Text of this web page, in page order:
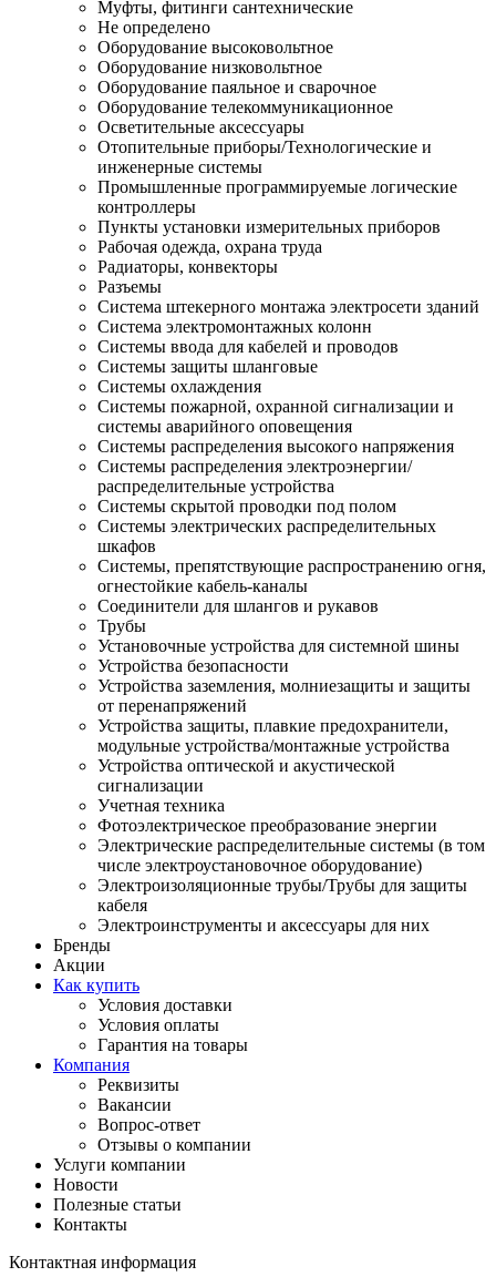
Муфты, фитинги сантехнические
Не определено
Оборудование высоковольтное
Оборудование низковольтное
Оборудование паяльное и сварочное
Оборудование телекоммуникационное
Осветительные аксессуары
Отопительные приборы/Технологические и
инженерные системы
Промышленные программируемые логические
контроллеры
Пункты установки измерительных приборов
Рабочая одежда, охрана труда
Радиаторы, конвекторы
Разъемы
Система штекерного монтажа электросети зданий
Система электромонтажных колонн
Системы ввода для кабелей и проводов
Системы защиты шланговые
Системы охлаждения
Системы пожарной, охранной сигнализации и
системы аварийного оповещения
Системы распределения высокого напряжения
Системы распределения электроэнергии/
распределительные устройства
Системы скрытой проводки под полом
Системы электрических распределительных
шкафов
Системы, препятствующие распространению огня,
огнестойкие кабель-каналы
Соединители для шлангов и рукавов
Трубы
Установочные устройства для системной шины
Устройства безопасности
Устройства заземления, молниезащиты и защиты
от перенапряжений
Устройства защиты, плавкие предохранители,
модульные устройства/монтажные устройства
Устройства оптической и акустической
сигнализации
Учетная техника
Фотоэлектрическое преобразование энергии
Электрические распределительные системы (в том
числе электроустановочное оборудование)
Электроизоляционные трубы/Трубы для защиты
кабеля
Электроинструменты и аксессуары для них
Бренды
Акции
Как купить
Условия доставки
Условия оплаты
Гарантия на товары
Компания
Реквизиты
Вакансии
Вопрос-ответ
Отзывы о компании
Услуги компании
Новости
Полезные статьи
Контакты
Контактная информация